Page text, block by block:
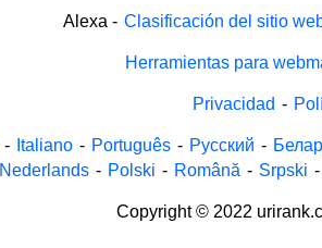
Alexa - Clasificación del sitio
Herramientas para
Privacidad -
- Italiano - Português - Русский -
Nederlands - Polski - Română - Srpski -
Copyright © 2022